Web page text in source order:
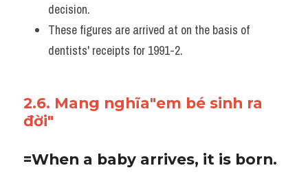
decision.
These figures are arrived at on the basis of
dentists' receipts for 1991-2.
2.6. Mang nghĩa"em bé sinh ra
đời"
=When a baby arrives, it is born.